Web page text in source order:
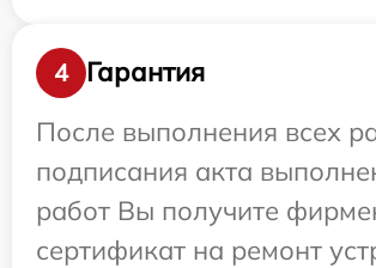
4
Гарантия
После выполнения всех
подписания акта
работ Вы получите
сертификат на ремонт